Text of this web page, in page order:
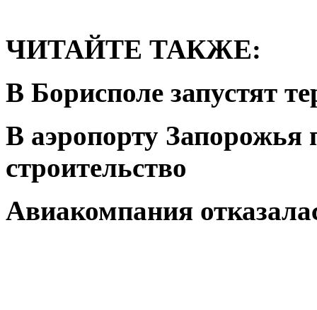
ЧИТАЙТЕ ТАКЖЕ:
В Борисполе запустят
В аэропорту Запорожья
строительство
Авиакомпания